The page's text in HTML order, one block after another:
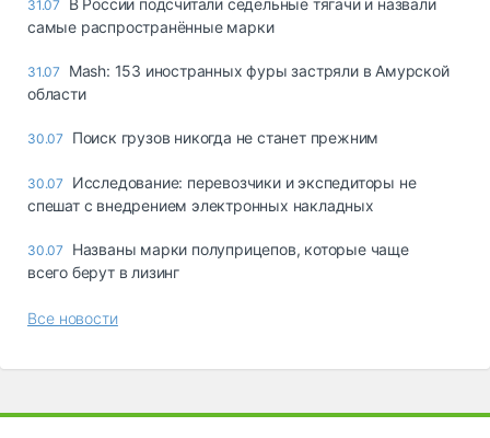
31.07
самые распространённые марки
31.07
Mash: 153 иностранных фуры застряли в Амурской
области
30.07 Поиск грузов никогда не станет прежним
30.07
Исследование: перевозчики и экспедиторы не
спешат с внедрением электронных накладных
30.07
Названы марки полуприцепов, которые чаще
всего берут в лизинг
Все новости